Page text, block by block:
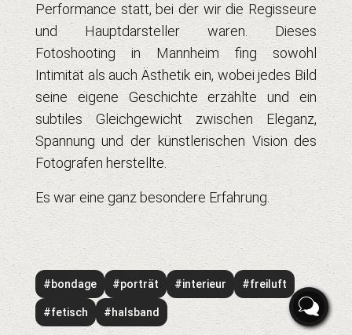
Performance statt, bei der wir die Regisseure
und Hauptdarsteller waren. Dieses
Fotoshooting in Mannheim fing sowohl
Intimität als auch Ästhetik ein, wobei jedes Bild
seine eigene Geschichte erzählte und ein
subtiles Gleichgewicht zwischen Eleganz,
Spannung und der künstlerischen Vision des
Fotografen herstellte.
Es war eine ganz besondere Erfahrung.
#bondage #porträt #interieur #freiluft
#fetisch #halsband